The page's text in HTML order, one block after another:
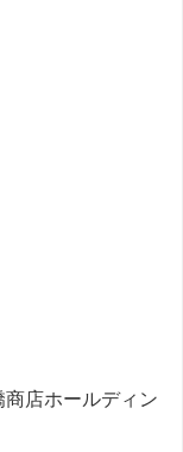
店ホールディン